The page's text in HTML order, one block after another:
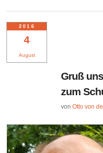
4
August
2016
Gruß
zum
vonOtto von